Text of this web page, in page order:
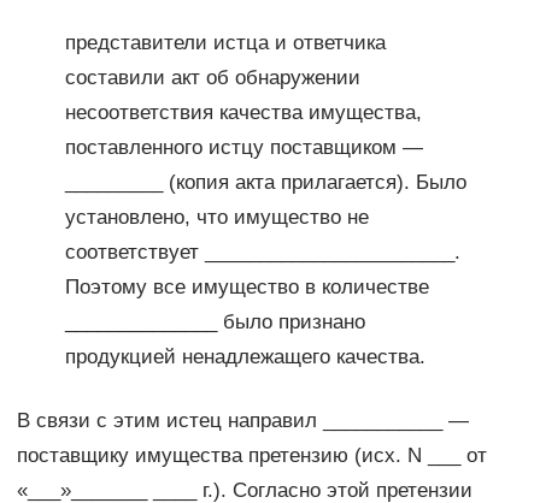
представители истца и ответчика
составили акт об обнаружении
несоответствия качества имущества,
поставленного истцу поставщиком —
_________ (копия акта прилагается). Было
установлено, что имущество не
соответствует _______________________.
Поэтому все имущество в количестве
______________ было признано
продукцией ненадлежащего качества.
В связи с этим истец направил ___________ —
поставщику имущества претензию (исх. N ___ от
«___»_______ ____ г.). Согласно этой претензии